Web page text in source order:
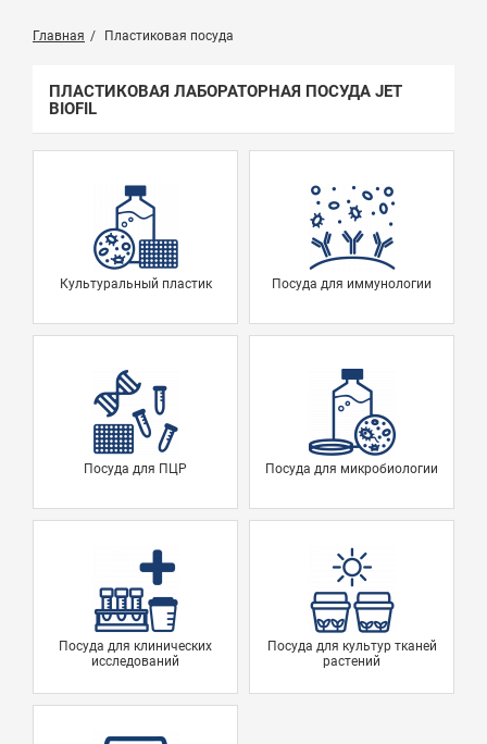
Главная Пластиковая посуда
ПЛАСТИКОВАЯ ЛАБОРАТОРНАЯ ПОСУДА JET
BIOFIL
Культуральный пластик Посуда для иммунологии
Посуда для ПЦР Посуда для микробиологии
Посуда для клинических
исследований
Посуда для культур тканей
растений